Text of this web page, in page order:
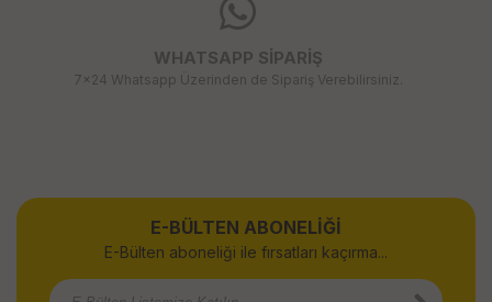
WHATSAPP SİPARİŞ
7x24 Whatsapp Üzerinden de Sipariş Verebilirsiniz.
E-BÜLTEN ABONELİĞİ
E-Bülten aboneliği ile fırsatları kaçırma...